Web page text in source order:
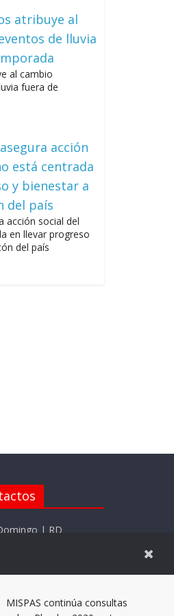
nuevo Hospital de Boca
septiembre 20, 2024
al cambio
fuera de
acción social del
en llevar progreso
del país
| RD
(809) 715-7205
MISPAS continúa consultas